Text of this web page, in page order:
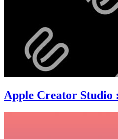
Apple Creator Studio